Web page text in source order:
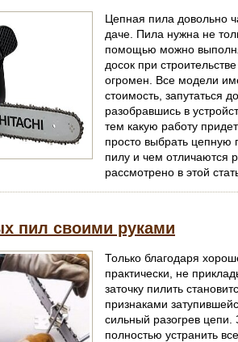
Цепная пила довольно
даче. Пила нужна не
помощью можно
досок при
огромен. Все модели
стоимость, запутаться
разобравшись в
тем какую работу
просто выбрать цепную
пилу и чем отличаются
рассмотрено в этой
пил своими руками
Только благодаря
практически, не
заточку пилить
признаками
сильный разогрев
полностью устранить